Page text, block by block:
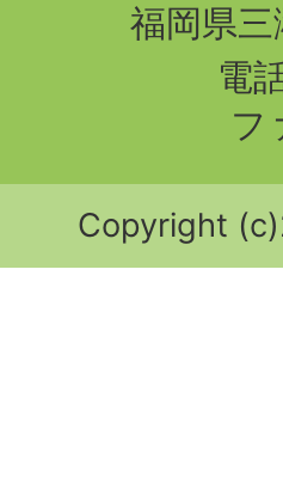
福岡県
電
フ
Copyright